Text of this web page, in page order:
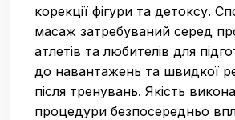
корекції фігури та детоксу.
масаж затребуваний серед
атлетів та любителів для
до навантажень та швидкої
після тренувань. Якість
процедури безпосередньо